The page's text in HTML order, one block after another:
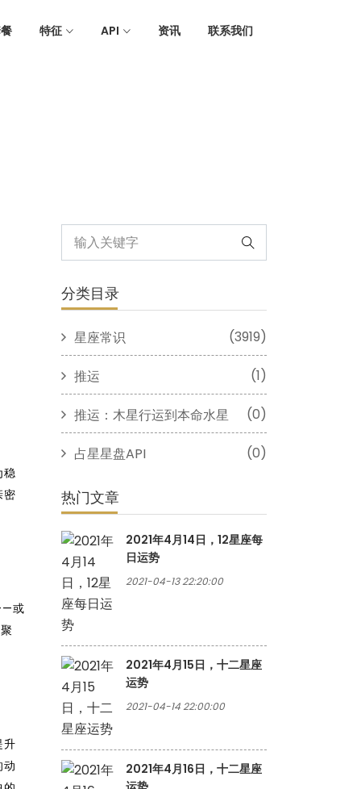
特征 API 资讯 联系我们
稳
密
或
升
分类目录
星座常识 (3919)
推运 (1)
推运：木星行运到本命水星 (0)
占星星盘API (0)
热门文章
2021年4月14日，12星座每
日运势
2021-04-13 22:20:00
2021年4月15日，十二星座
运势
2021-04-14 22:00:00
2021年4月16日，十二星座